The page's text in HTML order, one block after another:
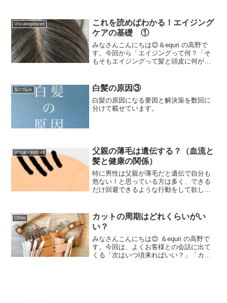
Uncategorized
これを読めばわかる！エイジング
ケアの基礎 ①
みなさんこんにちは😊＆equri の高野で
す。今回から「エイジングって何？「そ
もそもエイジングって髪と頭皮に何が起
て「髪と頭皮のエイジングケアの基礎」
という題目でお伝え...
髪の悩み 白髪の原因③
白髪の原因になる要因と解決策を数回に
分けて載せています。
Uncategorized
父親の薄毛は遺伝する？（血流と
髪と健康の関係）
特に男性は父親が薄毛だと遺伝で自分も
危ない！と思っている方は多く、できる
だけ回避できるような行動をして欲しい
Other
カットの周期はどれくらいがい
い？
みなさんこんにちは😊 ＆equri の高野で
す。今回は、よくお客様との会話に出て
くる「次はいつ頃来ればいい？」「カッ